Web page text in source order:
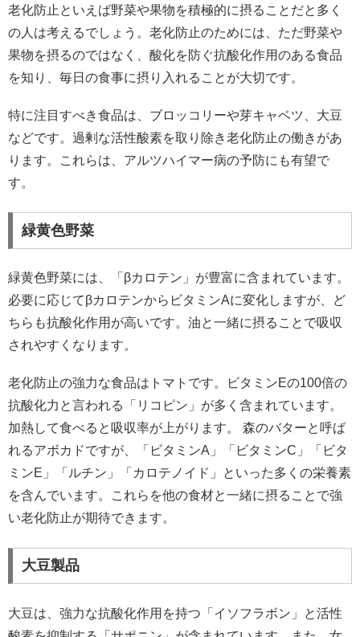
老化防止といえば野菜や果物を積極的に摂ることだと多く
の人は考えるでしょう。老化防止のためには、ただ野菜や
果物を摂るのではなく、酸化を防ぐ抗酸化作用のある食品
を知り、毎日の食事に摂り入れることが大切です。
特に注目すべき食品は、ブロッコリーや芽キャベツ、大豆
などです。過剰な活性酸素を取り除き老化防止の働きがあ
ります。これらは、アルツハイマー病の予防にも有望で
す。
緑黄色野菜
緑黄色野菜には、「βカロテン」が豊富に含まれています。
必要に応じてβカロテンからビタミンAに変化しますが、ど
ちらも抗酸化作用が高いです。油と一緒に摂ることで吸収
されやすくなります。
老化防止の強力な食品はトマトです。ビタミンEの100倍の
抗酸化力と言われる「リコピン」が多く含まれています。
加熱して食べると吸収率が上がります。 森のバターと呼ば
れるアボカドですが、「ビタミンA」「ビタミンC」「ビタ
ミンE」「ルチン」「カロテノイド」といった多くの栄養素
を含んでいます。これらを他の食材と一緒に摂ることで強
い老化防止が期待できます。
大豆製品
大豆は、強力な抗酸化作用を持つ「イソフラボン」と活性